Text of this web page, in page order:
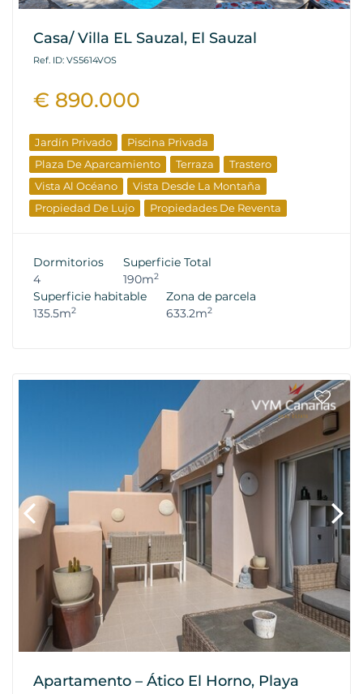
Casa/ Villa EL Sauzal, El Sauzal
Ref. ID: VS5614VOS
€ 890.000
Jardín Privado
Piscina Privada
Plaza De Aparcamiento
Terraza
Trastero
Vista Al Océano
Vista Desde La Montaña
Propiedad De Lujo
Propiedades De Reventa
Dormitorios
4
Superficie Total
190m2
Superficie habitable
135.5m2
Zona de parcela
633.2m2
Apartamento – Ático El Horno, Playa